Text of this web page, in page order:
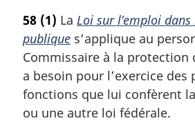
t
e
m
a
g
i
58 (1) La Loi sur l’emploi
publique s’applique au
Commissaire à la protection
a besoin pour l’exercice des
fonctions que lui confèrent
ou une autre loi fédérale.